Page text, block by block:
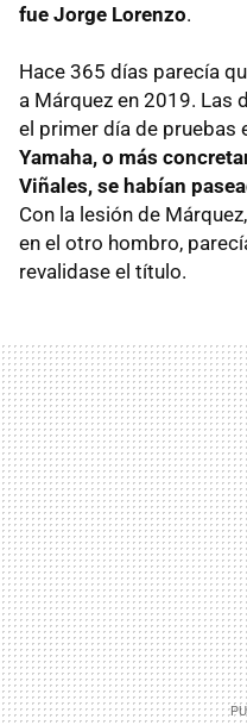
fue Jorge Lorenzo.
Hace 365 días parecía
a Márquez en 2019. Las
el primer día de pruebas
Yamaha, o más
Viñales, se habían
Con la lesión de
en el otro hombro,
revalidase el título.